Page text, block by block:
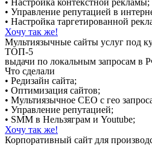
• Настройка контекстной рекламы;
• Управление репутацией в
• Настройка таргетированной
Хочу так же!
Мультиязычные сайты услуг под
ТОП-5
выдачи по локальным
Что сделали
• Редизайн сайта;
• Оптимизация сайтов;
• Мультиязычное СЕО с гео
• Управление репутацией;
• SMM в Нельзяграм и Youtube;
Хочу так же!
Корпоративный сайт для